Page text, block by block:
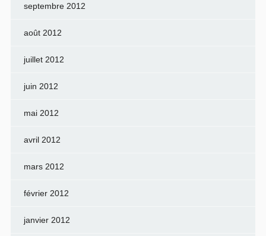
septembre 2012
août 2012
juillet 2012
juin 2012
mai 2012
avril 2012
mars 2012
février 2012
janvier 2012